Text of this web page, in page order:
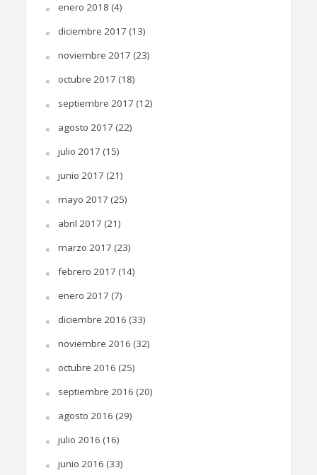
enero 2018 (4)
diciembre 2017 (13)
noviembre 2017 (23)
octubre 2017 (18)
septiembre 2017 (12)
agosto 2017 (22)
julio 2017 (15)
junio 2017 (21)
mayo 2017 (25)
abril 2017 (21)
marzo 2017 (23)
febrero 2017 (14)
enero 2017 (7)
diciembre 2016 (33)
noviembre 2016 (32)
octubre 2016 (25)
septiembre 2016 (20)
agosto 2016 (29)
julio 2016 (16)
junio 2016 (33)